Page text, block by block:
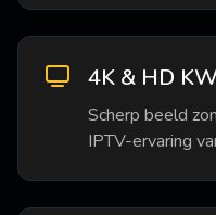
4K & HD
Scherp beeld
IPTV-ervaring